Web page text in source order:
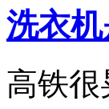
洗衣
高铁